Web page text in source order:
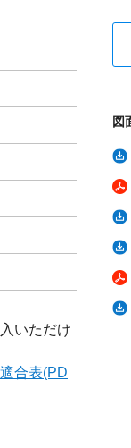
いただけ
合表(PD
図